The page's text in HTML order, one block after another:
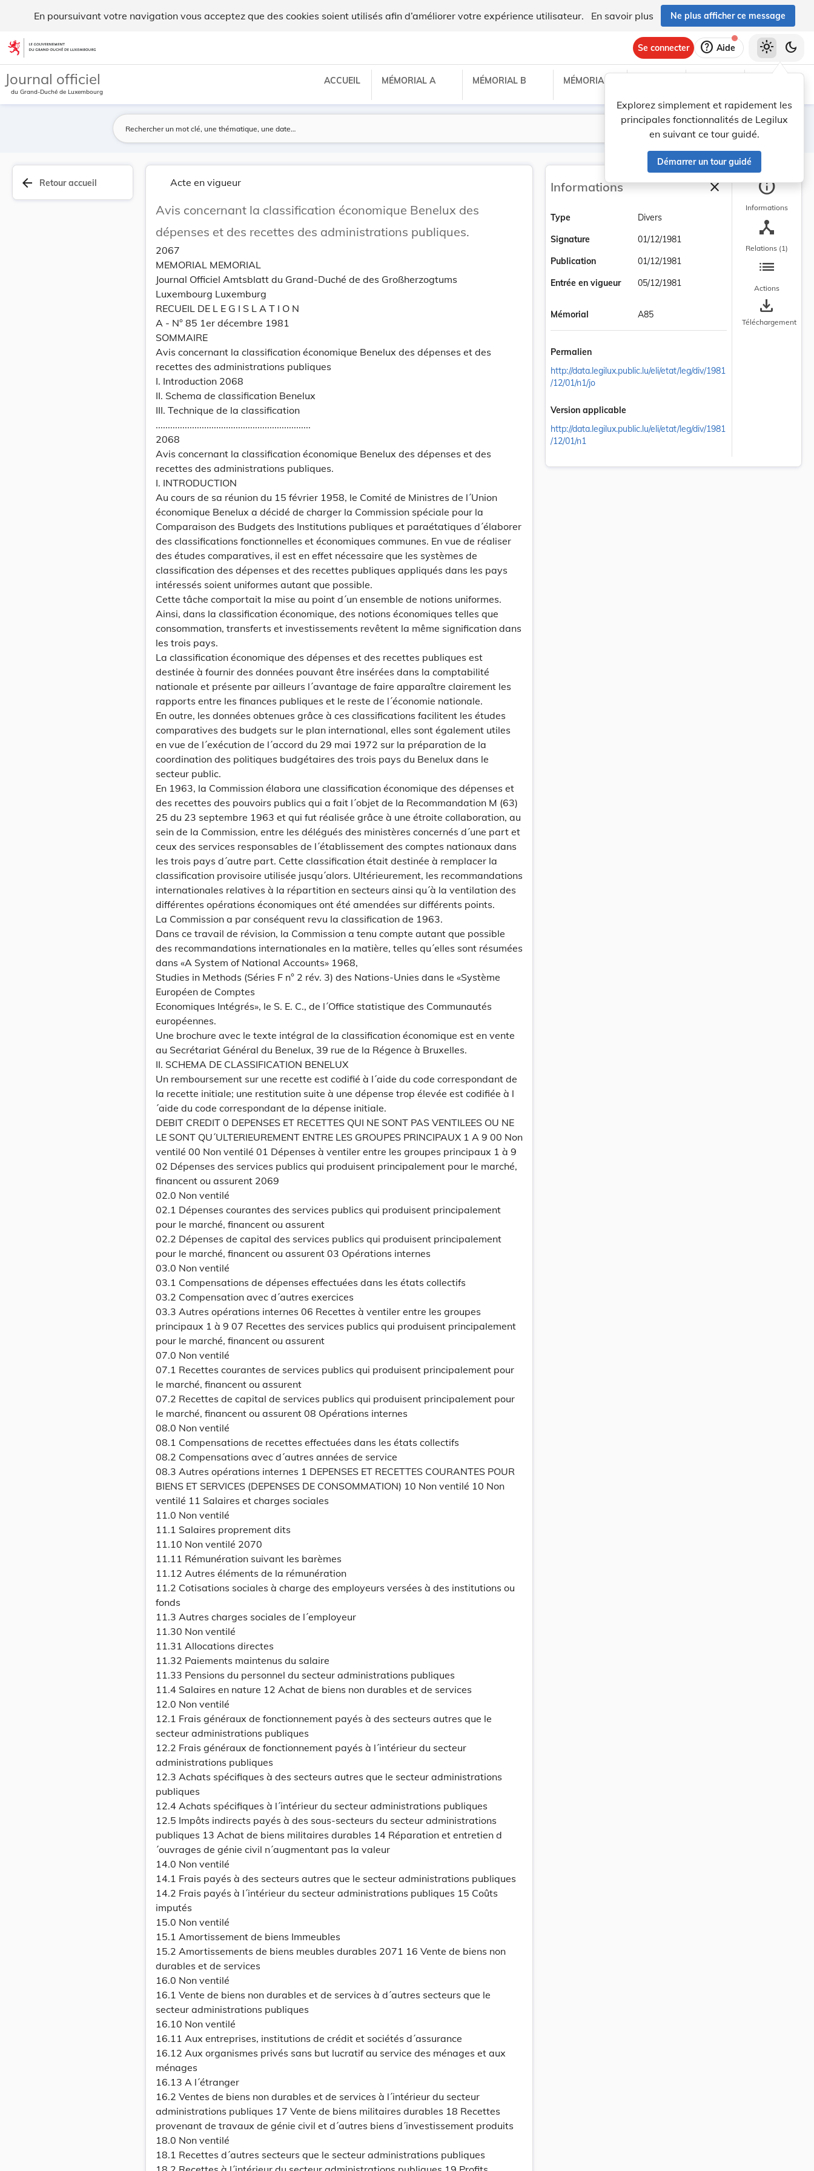
En poursuivant votre navigation vous acceptez que des cookies soient utilisés afin d’améliorer votre expérience utilisateur. En savoir plus Ne plus afficher ce message
Aller au contenu
Se connecter help Aide
Explorez simplement et rapidement les
principales fonctionnalités de Legilux
en suivant ce tour guidé.
Démarrer un tour guidé
light_mode dark_mode
Journal officiel
du Grand-Duché de Luxembourg
ACCUEIL MÉMORIAL A MÉMORIAL B MÉMORIAL C
Lancer la recherche
Filtres
arrow_back Retour accueil Acte en vigueur
Avis concernant la classification économique Benelux des
dépenses et des recettes des administrations publiques.
2067
MEMORIAL MEMORIAL
Journal Officiel Amtsblatt du Grand-Duché de des Großherzogtums
Luxembourg Luxemburg
RECUEIL DE L E G I S L A T I O N
A - N° 85 1er décembre 1981
SOMMAIRE
Avis concernant la classification économique Benelux des dépenses et des
recettes des administrations publiques
I. Introduction 2068
II. Schema de classification Benelux
III. Technique de la classification
................................................................
2068
Avis concernant la classification économique Benelux des dépenses et des
recettes des administrations publiques.
I. INTRODUCTION
Au cours de sa réunion du 15 février 1958, le Comité de Ministres de l´Union
économique Benelux a décidé de charger la Commission spéciale pour la
Comparaison des Budgets des Institutions publiques et paraétatiques d´élaborer
des classifications fonctionnelles et économiques communes. En vue de réaliser
des études comparatives, il est en effet nécessaire que les systèmes de
classification des dépenses et des recettes publiques appliqués dans les pays
intéressés soient uniformes autant que possible.
Cette tâche comportait la mise au point d´un ensemble de notions uniformes.
Ainsi, dans la classification économique, des notions économiques telles que
consommation, transferts et investissements revêtent la même signification dans
les trois pays.
La classification économique des dépenses et des recettes publiques est
destinée à fournir des données pouvant être insérées dans la comptabilité
nationale et présente par ailleurs l´avantage de faire apparaître clairement les
rapports entre les finances publiques et le reste de l´économie nationale.
En outre, les données obtenues grâce à ces classifications facilitent les études
comparatives des budgets sur le plan international, elles sont également utiles
en vue de l´exécution de l´accord du 29 mai 1972 sur la préparation de la
coordination des politiques budgétaires des trois pays du Benelux dans le
secteur public.
En 1963, la Commission élabora une classification économique des dépenses et
des recettes des pouvoirs publics qui a fait l´objet de la Recommandation M (63)
25 du 23 septembre 1963 et qui fut réalisée grâce à une étroite collaboration, au
sein de la Commission, entre les délégués des ministères concernés d´une part et
ceux des services responsables de l´établissement des comptes nationaux dans
les trois pays d´autre part. Cette classification était destinée à remplacer la
classification provisoire utilisée jusqu´alors. Ultérieurement, les recommandations
internationales relatives à la répartition en secteurs ainsi qu´à la ventilation des
différentes opérations économiques ont été amendées sur différents points.
La Commission a par conséquent revu la classification de 1963.
Dans ce travail de révision, la Commission a tenu compte autant que possible
des recommandations internationales en la matière, telles qu´elles sont résumées
dans «A System of National Accounts» 1968,
Studies in Methods (Séries F n° 2 rév. 3) des Nations-Unies dans le «Système
Européen de Comptes
Economiques Intégrés», le S. E. C., de l´Office statistique des Communautés
européennes.
Une brochure avec le texte intégral de la classification économique est en vente
au Secrétariat Général du Benelux, 39 rue de la Régence à Bruxelles.
II. SCHEMA DE CLASSIFICATION BENELUX
Un remboursement sur une recette est codifié à l´aide du code correspondant de
la recette initiale; une restitution suite à une dépense trop élevée est codifiée à l
´aide du code correspondant de la dépense initiale.
DEBIT CREDIT 0 DEPENSES ET RECETTES QUI NE SONT PAS VENTILEES OU NE
LE SONT QU´ULTERIEUREMENT ENTRE LES GROUPES PRINCIPAUX 1 A 9 00 Non
ventilé 00 Non ventilé 01 Dépenses à ventiler entre les groupes principaux 1 à 9
02 Dépenses des services publics qui produisent principalement pour le marché,
financent ou assurent 2069
02.0 Non ventilé
02.1 Dépenses courantes des services publics qui produisent principalement
pour le marché, financent ou assurent
02.2 Dépenses de capital des services publics qui produisent principalement
pour le marché, financent ou assurent 03 Opérations internes
03.0 Non ventilé
03.1 Compensations de dépenses effectuées dans les états collectifs
03.2 Compensation avec d´autres exercices
03.3 Autres opérations internes 06 Recettes à ventiler entre les groupes
principaux 1 à 9 07 Recettes des services publics qui produisent principalement
pour le marché, financent ou assurent
07.0 Non ventilé
07.1 Recettes courantes de services publics qui produisent principalement pour
le marché, financent ou assurent
07.2 Recettes de capital de services publics qui produisent principalement pour
le marché, financent ou assurent 08 Opérations internes
08.0 Non ventilé
08.1 Compensations de recettes effectuées dans les états collectifs
08.2 Compensations avec d´autres années de service
08.3 Autres opérations internes 1 DEPENSES ET RECETTES COURANTES POUR
BIENS ET SERVICES (DEPENSES DE CONSOMMATION) 10 Non ventilé 10 Non
ventilé 11 Salaires et charges sociales
11.0 Non ventilé
11.1 Salaires proprement dits
11.10 Non ventilé 2070
11.11 Rémunération suivant les barèmes
11.12 Autres éléments de la rémunération
11.2 Cotisations sociales à charge des employeurs versées à des institutions ou
fonds
11.3 Autres charges sociales de l´employeur
11.30 Non ventilé
11.31 Allocations directes
11.32 Paiements maintenus du salaire
11.33 Pensions du personnel du secteur administrations publiques
11.4 Salaires en nature 12 Achat de biens non durables et de services
12.0 Non ventilé
12.1 Frais généraux de fonctionnement payés à des secteurs autres que le
secteur administrations publiques
12.2 Frais généraux de fonctionnement payés à l´intérieur du secteur
administrations publiques
12.3 Achats spécifiques à des secteurs autres que le secteur administrations
publiques
12.4 Achats spécifiques à l´intérieur du secteur administrations publiques
12.5 Impôts indirects payés à des sous-secteurs du secteur administrations
publiques 13 Achat de biens militaires durables 14 Réparation et entretien d
´ouvrages de génie civil n´augmentant pas la valeur
14.0 Non ventilé
14.1 Frais payés à des secteurs autres que le secteur administrations publiques
14.2 Frais payés à l´intérieur du secteur administrations publiques 15 Coûts
imputés
15.0 Non ventilé
15.1 Amortissement de biens Immeubles
15.2 Amortissements de biens meubles durables 2071 16 Vente de biens non
durables et de services
16.0 Non ventilé
16.1 Vente de biens non durables et de services à d´autres secteurs que le
secteur administrations publiques
16.10 Non ventilé
16.11 Aux entreprises, institutions de crédit et sociétés d´assurance
16.12 Aux organismes privés sans but lucratif au service des ménages et aux
ménages
16.13 A l´étranger
16.2 Ventes de biens non durables et de services à l´intérieur du secteur
administrations publiques 17 Vente de biens militaires durables 18 Recettes
provenant de travaux de génie civil et d´autres biens d´investissement produits
18.0 Non ventilé
18.1 Recettes d´autres secteurs que le secteur administrations publiques
Informations closeFermer la barre
Type
Divers
Signature
01/12/1981
Publication
01/12/1981
Entrée en vigueur
05/12/1981
Mémorial A85
Permalien
http://data.legilux.public.lu/eli/etat/leg/div/1981
/12/01/n1/jo
Version applicable
http://data.legilux.public.lu/eli/etat/leg/div/1981
/12/01/n1
info
Informations
device_hub
Relations (1)
list
Actions
save_alt
Téléchargement